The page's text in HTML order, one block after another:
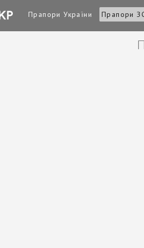
Прапори України Прапори